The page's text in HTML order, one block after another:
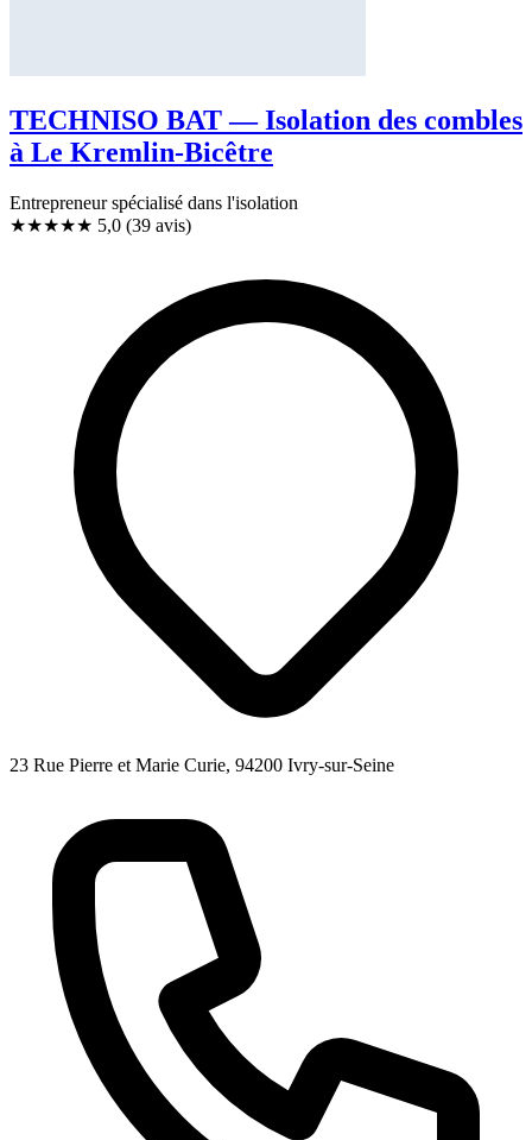
TECHNISO BAT — Isolation des combles
à Le Kremlin-Bicêtre
Entrepreneur spécialisé dans l'isolation
★★★★★ 5,0 (39 avis)
23 Rue Pierre et Marie Curie, 94200 Ivry-sur-Seine